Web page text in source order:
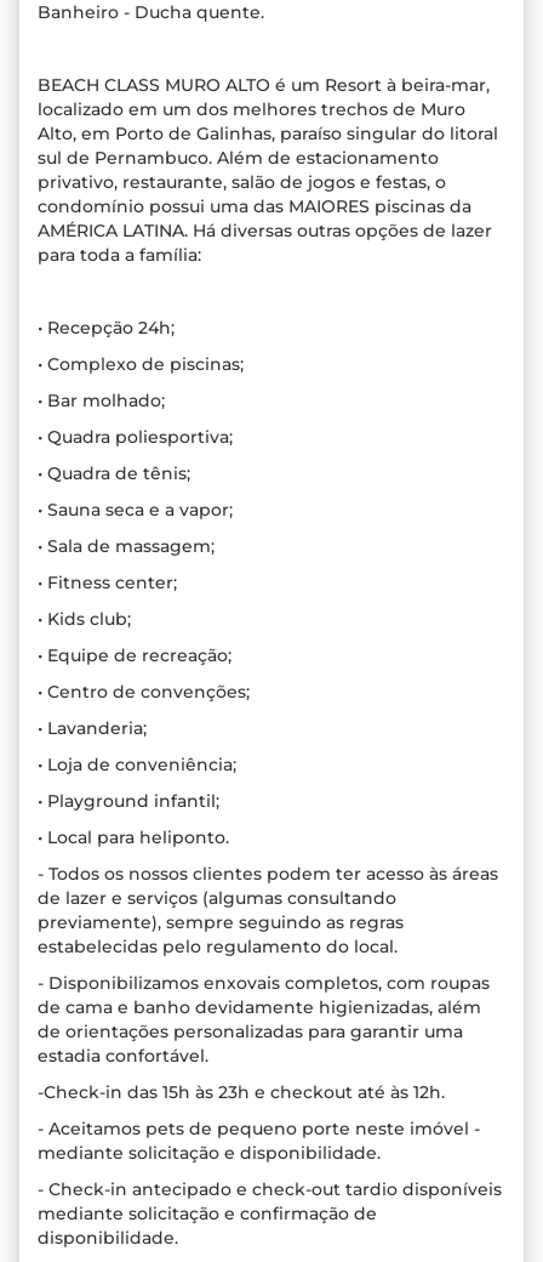
Banheiro - Ducha quente.
BEACH CLASS MURO ALTO é um Resort à beira-mar,
localizado em um dos melhores trechos de Muro
Alto, em Porto de Galinhas, paraíso singular do litoral
sul de Pernambuco. Além de estacionamento
privativo, restaurante, salão de jogos e festas, o
condomínio possui uma das MAIORES piscinas da
AMÉRICA LATINA. Há diversas outras opções de lazer
para toda a família:
• Recepção 24h;
• Complexo de piscinas;
• Bar molhado;
• Quadra poliesportiva;
• Quadra de tênis;
• Sauna seca e a vapor;
• Sala de massagem;
• Fitness center;
• Kids club;
• Equipe de recreação;
• Centro de convenções;
• Lavanderia;
• Loja de conveniência;
• Playground infantil;
• Local para heliponto.
- Todos os nossos clientes podem ter acesso às áreas
de lazer e serviços (algumas consultando
previamente), sempre seguindo as regras
estabelecidas pelo regulamento do local.
- Disponibilizamos enxovais completos, com roupas
de cama e banho devidamente higienizadas, além
de orientações personalizadas para garantir uma
estadia confortável.
-Check-in das 15h às 23h e checkout até às 12h.
- Aceitamos pets de pequeno porte neste imóvel -
mediante solicitação e disponibilidade.
- Check-in antecipado e check-out tardio disponíveis
mediante solicitação e confirmação de
disponibilidade.